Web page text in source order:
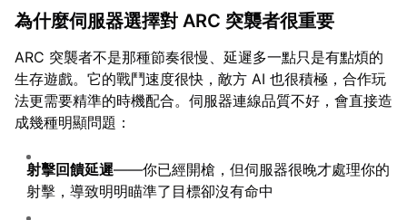
為什麼伺服器選擇對 ARC 突襲者很重要
ARC 突襲者不是那種節奏很慢、延遲多一點只是有點煩的
生存遊戲。它的戰鬥速度很快，敵方 AI 也很積極，合作玩
法更需要精準的時機配合。伺服器連線品質不好，會直接造
成幾種明顯問題：
射擊回饋延遲——你已經開槍，但伺服器很晚才處理你的
射擊，導致明明瞄準了目標卻沒有命中